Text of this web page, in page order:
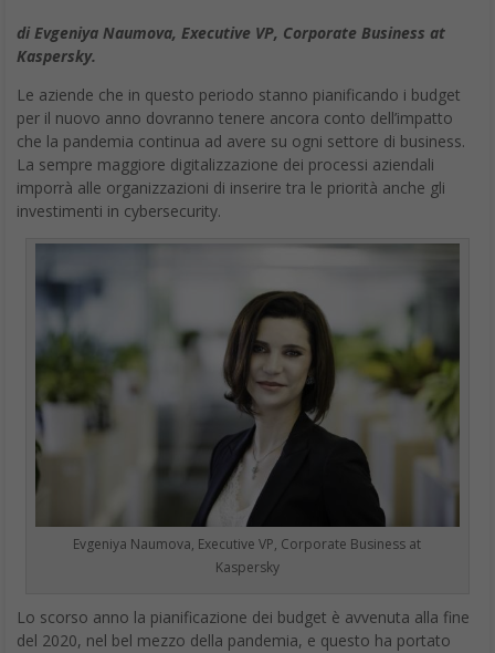
di Evgeniya Naumova, Executive VP, Corporate Business at
Kaspersky.
Le aziende che in questo periodo stanno pianificando i budget
per il nuovo anno dovranno tenere ancora conto dell’impatto
che la pandemia continua ad avere su ogni settore di business.
La sempre maggiore digitalizzazione dei processi aziendali
imporrà alle organizzazioni di inserire tra le priorità anche gli
investimenti in cybersecurity.
Evgeniya Naumova, Executive VP, Corporate Business at
Kaspersky
Lo scorso anno la pianificazione dei budget è avvenuta alla fine
del 2020, nel bel mezzo della pandemia, e questo ha portato